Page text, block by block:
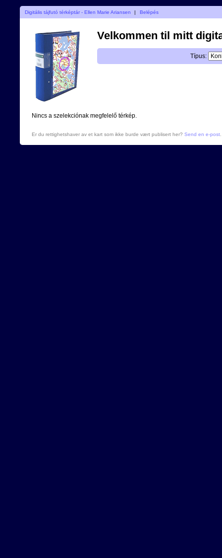
Digitális tájfutó térképtár - Ellen Marie Ariansen | Belépés
Velkommen til mitt
Típus:
Nincs a szelekciónak megfelelő térkép.
Er du rettighetshaver av et kart som ikke burde vært publisert her? Send en e-post